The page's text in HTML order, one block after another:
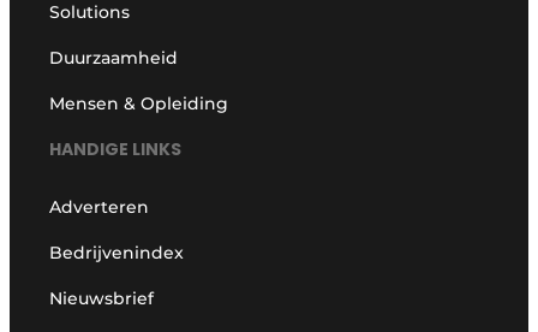
Video’s
Solutions
Duurzaamheid
Mensen & Opleiding
HANDIGE LINKS
Adverteren
Bedrijvenindex
Nieuwsbrief